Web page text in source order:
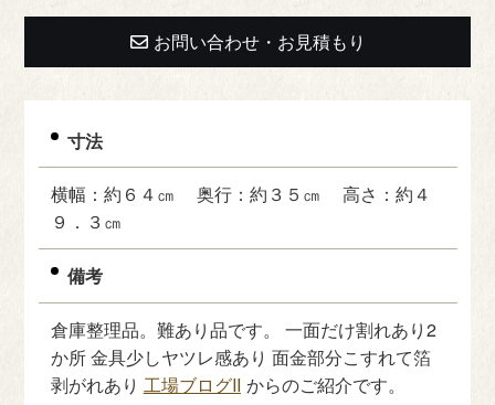
お問い合わせ・お見積もり
寸法
横幅：約６４㎝ 奥行：約３５㎝ 高さ：約４
９．３㎝
備考
倉庫整理品。難あり品です。 一面だけ割れあり2
か所 金具少しヤツレ感あり 面金部分こすれて箔
剥がれあり 工場ブログII からのご紹介です。